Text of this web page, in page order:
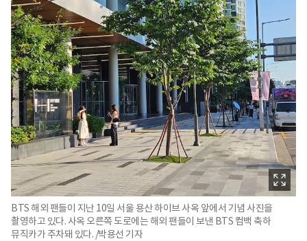
BTS 해외 팬들이 지난 10일 서울 용산 하이브 사옥 앞에서 기념 사진을
촬영하고 있다. 사옥 오른쪽 도로에는 해외 팬들이 보낸 BTS 컴백 축하
뮤직카가 주차돼 있다. /박용선 기자